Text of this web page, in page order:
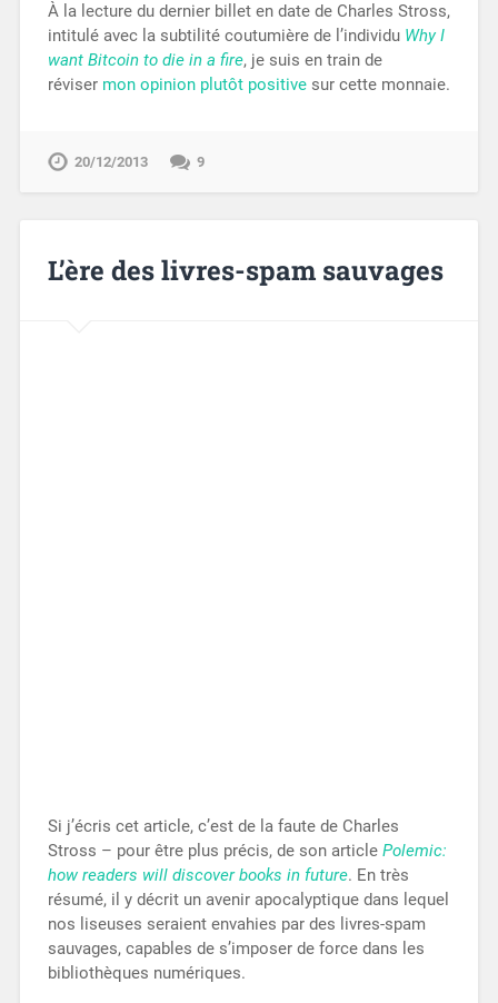
À la lecture du dernier billet en date de Charles Stross,
intitulé avec la subtilité coutumière de l’individu Why I
want Bitcoin to die in a fire, je suis en train de
réviser mon opinion plutôt positivesur cette monnaie.
20/12/2013 9
L’ère des livres-spam sauvages
Si j’écris cet article, c’est de la faute de Charles
Stross – pour être plus précis, de son article Polemic:
how readers will discover books in future. En très
résumé, il y décrit un avenir apocalyptique dans lequel
nos liseuses seraient envahies par des livres-spam
sauvages, capables de s’imposer de force dans les
bibliothèques numériques.